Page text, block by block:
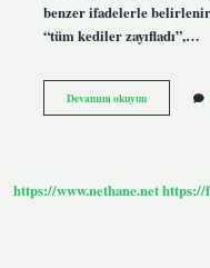
benzer ifadelerle
“tüm kediler zayıfladı”,…
Devamını okuyunTümel
Ne
https://www.nethane.nethttps://